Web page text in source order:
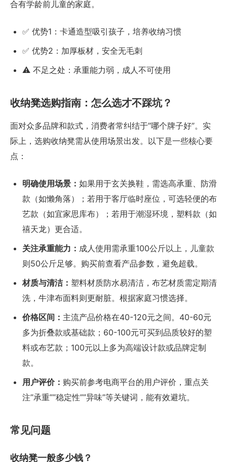
合有学龄前儿童的家庭。
✅ 优势1：卡通造型吸引孩子，培养收纳习惯
✅ 优势2：加厚板材，安全无毛刺
⚠️ 不足之处：承重能力弱，成人不可使用
收纳凳选购指南：怎么选才不踩坑？
面对众多品牌和款式，消费者常纠结于”哪个牌子好”。实
际上，选购收纳凳需从使用场景出发。以下是一些核心要
点：
明确使用场景： 如果用于玄关换鞋，需选高承重、防滑
款（如懒角落）；若用于客厅临时座位，可选轻便的布
艺款（如宜家思库布）；若用于潮湿环境，塑料款（如
禧天龙）更合适。
关注承重能力： 成人使用需承重100公斤以上，儿童款
则50公斤足够。购买前查看产品参数，避免超载。
材质与清洁： 塑料材质防水易清洁，布艺材质需定期清
洗，牛津布面料则更耐脏。根据家庭习惯选择。
价格区间： 主流产品价格在40-120元之间。40-60元
多为折叠款或基础款；60-100元可买到品质较好的塑
料或布艺款；100元以上多为高端设计款或品牌定制
款。
用户评价： 购买前参考电商平台的用户评价，重点关
注”承重””稳定性””异味”等关键词，能有效避坑。
常见问题
收纳凳一般多少钱？